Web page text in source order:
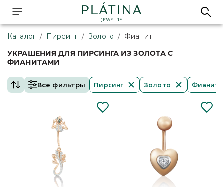
Каталог / Пирсинг / Золото / Фианит
УКРАШЕНИЯ ДЛЯ ПИРСИНГА ИЗ ЗОЛОТА С
ФИАНИТАМИ
Все фильтры Пирсинг Золото Фианит